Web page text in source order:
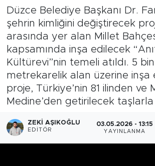
Düzce Belediye Başkanı Dr.
şehrin kimliğini değiştirecek
arasında yer alan Millet
kapsamında inşa edilecek
Kültürevi”nin temeli atıldı. 5
metrekarelik alan üzerine inşa
proje, Türkiye’nin 81 ilinden ve
Medine’den getirilecek
ZEKI AŞIKOĞLU
EDITÖR
03.05.2026 - 13:15
YAYINLANMA
Yerel Haber
Öncü Radyo Dinle
Öncü TV İzle
Tüm Manşetler
Son Dakika Haberleri
Haber Arşivi